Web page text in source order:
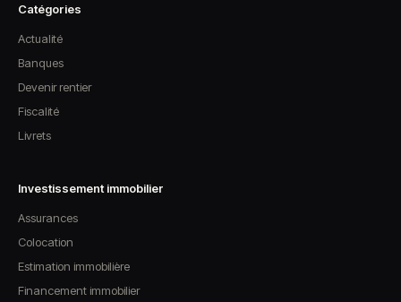
Catégories
Actualité
Banques
Devenir rentier
Fiscalité
Livrets
Investissement immobilier
Assurances
Colocation
Estimation immobilière
Financement immobilier